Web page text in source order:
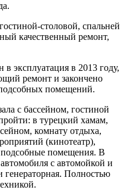
столовой, спальней
качественный ремонт,
эксплуатация в 2013 году,
ремонт и закончено
помещений.
с бассейном, гостиной
в турецкий хамам,
комнату отдыха,
(кинотеатр),
помещения. В
с автомойкой и
генераторная. Полностью